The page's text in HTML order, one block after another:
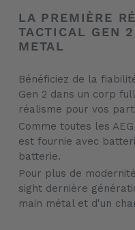
d'un
produit
à
LA PREMIÈRE
TACTICAL GEN
METAL
Bénéficiez de la
Gen 2 dans un corp
réalisme pour vos
Comme toutes les
est fournie avec
batterie.
Pour plus de
sight dernière
main métal et d'un